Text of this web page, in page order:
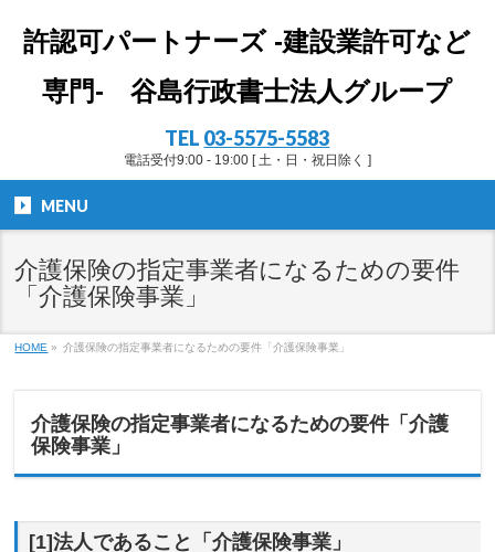
許認可パートナーズ -建設業許可など
専門- 谷島行政書士法人グループ
TEL 03-5575-5583
電話受付9:00 - 19:00 [ 土・日・祝日除く ]
MENU
介護保険の指定事業者になるための要件
「介護保険事業」
HOME » 介護保険の指定事業者になるための要件「介護保険事業」
介護保険の指定事業者になるための要件「介護
保険事業」
[1]法人であること「介護保険事業」